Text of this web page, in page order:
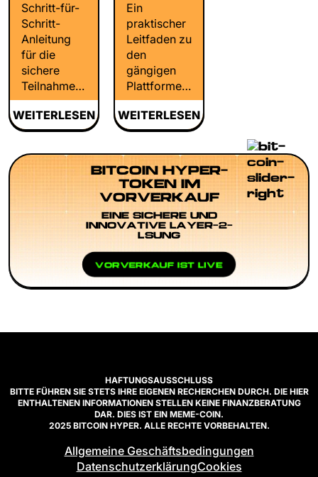
Schritt-für-
Schritt-
Anleitung
für die
sichere
Teilnahme
an Krypto-
Vorverkäufen:
Recherche,
einer Wallet,
und
WEITERLESEN
Ein
praktischer
Leitfaden zu
den
gängigen
Plattformen
für den Kauf
von Token
im
–
Launchpads,
private
Runden,
OTC-Desks
und
Vorverkäufe
– mit
WEITERLESEN
BITCOIN HYPER-
TOKEN IM
VORVERKAUF
EINE SICHERE UND
INNOVATIVE LAYER-2-
LÖSUNG
VORVERKAUF IST LIVE
HAFTUNGSAUSSCHLUSS
BITTE FÜHREN SIE STETS IHRE EIGENEN RECHERCHEN DURCH. DIE HIER
ENTHALTENEN INFORMATIONEN STELLEN KEINE FINANZBERATUNG
DAR. DIES IST EIN MEME-COIN.
2025 BITCOIN HYPER. ALLE RECHTE VORBEHALTEN.
Allgemeine Geschäftsbedingungen
DatenschutzerklärungCookies